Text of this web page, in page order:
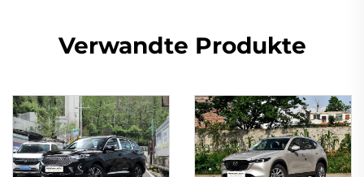
Verwandte Produkte